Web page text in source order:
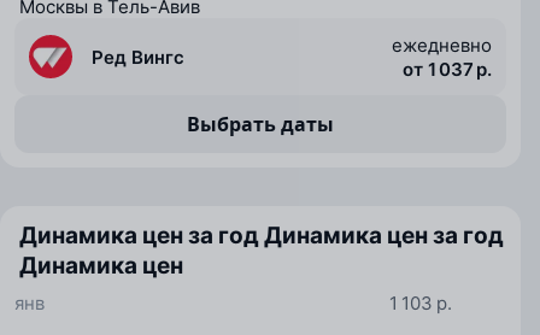
Москвы в Тель-Авив
Ред Вингс
ежедневно
от 1 037 р.
Выбрать даты
Динамика цен за годДинамика цен за год
Динамика цен
1 103 р.
янв